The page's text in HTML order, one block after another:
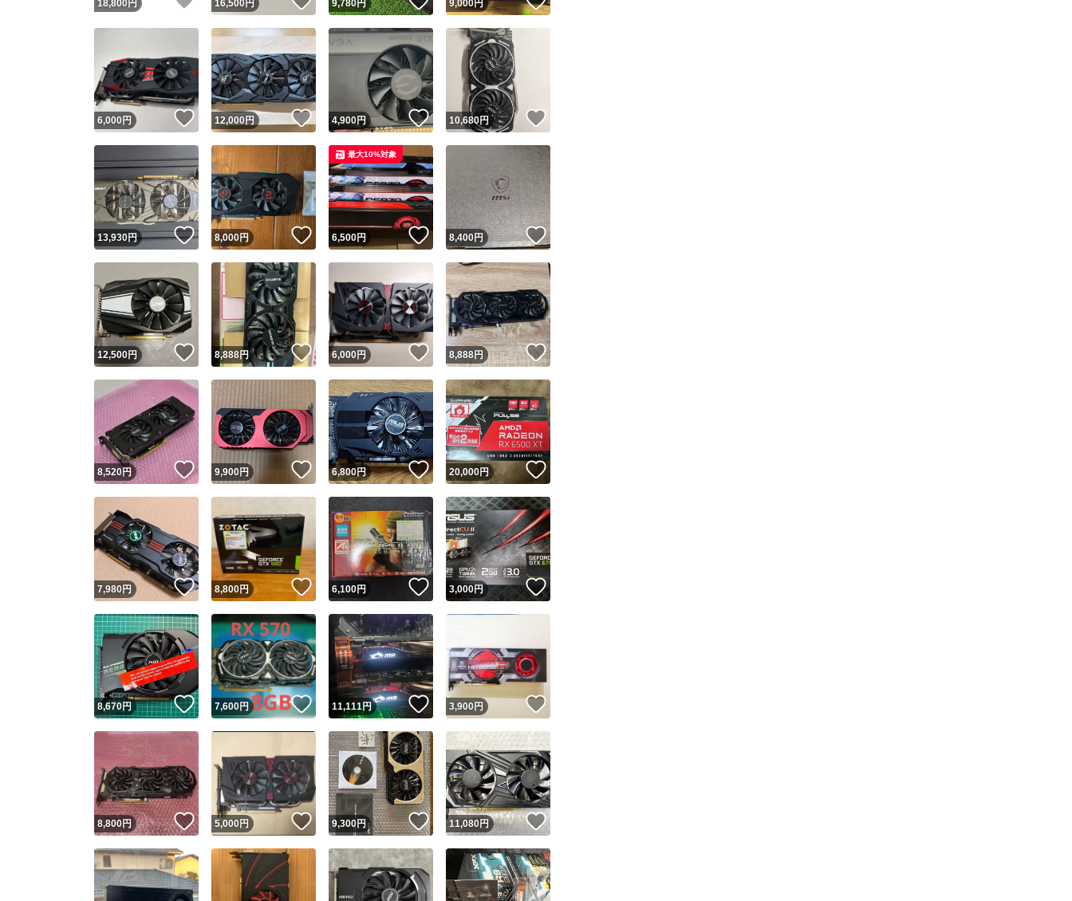
スピード発送 このユーザーは高頻度で24時間以内に発送しています
安心発送 このユーザーは設定した発送日数内に発送しています
18,800 円 16,500円 9,780円 9,000円
6,000円 いいね！
12,000円 いいね！
4,900円 いいね！
10,680円
13,930円 いいね！
8,000円 いいね！
6,500円 いいね！
最大10%対象
8,400円 いいね！
12,500円 いいね！
8,888円 いいね！
6,000円 いいね！
8,888円 いいね！
8,520円 いいね！
9,900円 いいね！
6,800円 いいね！
20,000円 いいね！
7,980円 いいね！
8,800円 いいね！
6,100円 いいね！
3,000円 いいね！
8,670円 いいね！
7,600円 いいね！
11,111円 いいね！
3,900円
8,800円 いいね！
5,000円 いいね！
9,300円 いいね！
11,080円 いいね！